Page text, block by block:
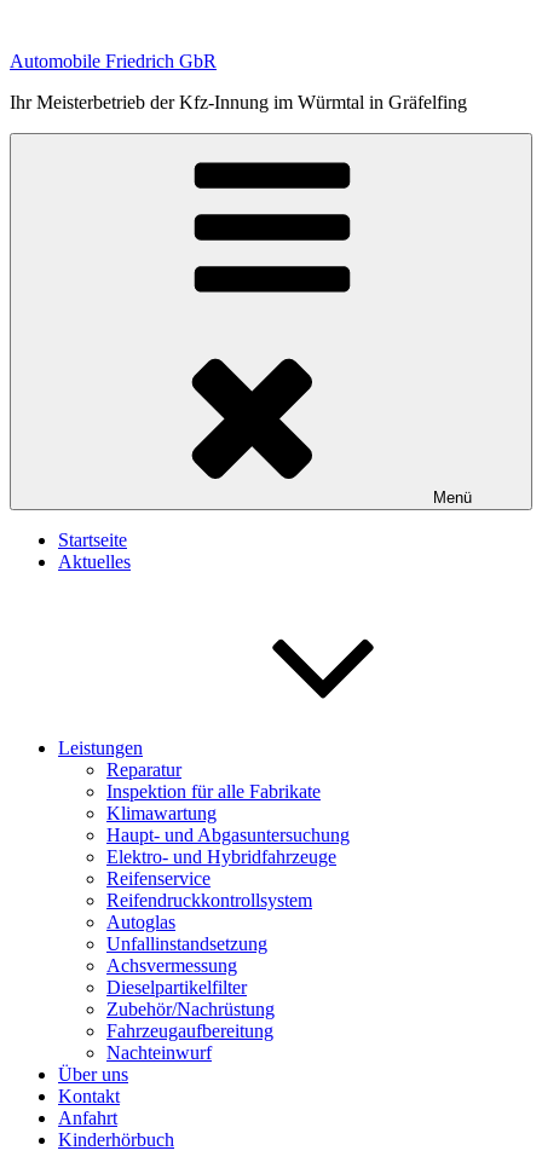
springen
Automobile Friedrich GbR
Ihr Meisterbetrieb der Kfz-Innung im Würmtal in Gräfelfing
Menü
Startseite
Aktuelles
Leistungen
Reparatur
Inspektion für alle Fabrikate
Klimawartung
Haupt- und Abgasuntersuchung
Elektro- und Hybridfahrzeuge
Reifenservice
Reifendruckkontrollsystem
Autoglas
Unfallinstandsetzung
Achsvermessung
Dieselpartikelfilter
Zubehör/Nachrüstung
Fahrzeugaufbereitung
Nachteinwurf
Über uns
Kontakt
Anfahrt
Kinderhörbuch